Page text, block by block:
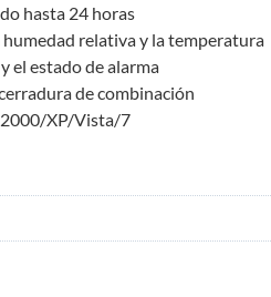
hasta 24 horas
relativa y la temperatura
el estado de alarma
de combinación
XP/Vista/7